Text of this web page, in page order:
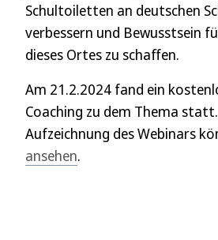
Schultoiletten an deutschen
verbessern und Bewusstsein
dieses Ortes zu schaffen.
Am 21.2.2024 fand ein
Coaching zu dem Thema
Aufzeichnung des Webinars
ansehen.